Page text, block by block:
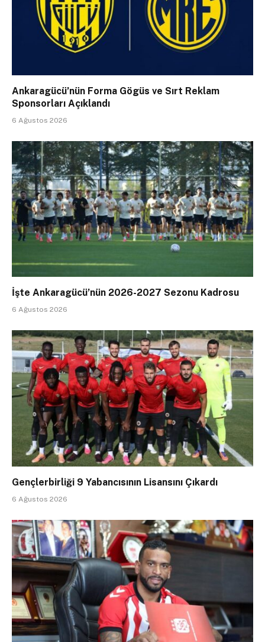
Ankaragücü’nün Forma Gögüs ve Sırt Reklam
Sponsorları Açıklandı
6 Ağustos 2026
İşte Ankaragücü’nün 2026-2027 Sezonu Kadrosu
6 Ağustos 2026
Gençlerbirliği 9 Yabancısının Lisansını Çıkardı
6 Ağustos 2026